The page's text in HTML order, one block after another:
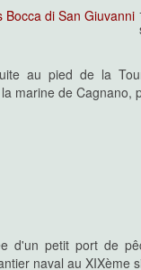
au pied de la
marine de Cagnano,
d'un petit port de
naval au XIXème